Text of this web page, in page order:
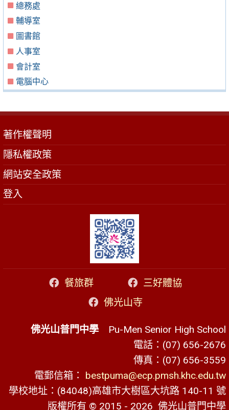
總務處
輔導室
圖書館
人事室
會計室
電腦中心
著作權聲明
隱私權政策
網站安全政策
登入
餐旅群
三好體協
佛光山寺
佛光山普門中學 Pu-Men Senior High School
電話：(07) 656-2676
傳真：(07) 656-3559
電郵信箱： bestpuma@ecp.pmsh.khc.edu.tw
學校地址：(84048)高雄市大樹區大坑路 140-11 號
版權所有 © 2015 - 2026 佛光山普門中學